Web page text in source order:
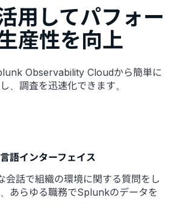
用してパフォー
産性を向上
Observability Cloudから簡単に
、調査を迅速化できます。
語インターフェイス
会話で組織の環境に関する質問をし
あらゆる職務でSplunkのデータを